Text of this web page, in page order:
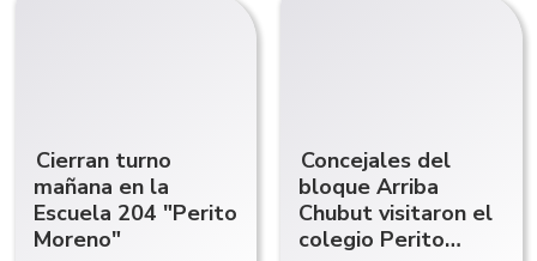
Cierran turno
mañana en la
Escuela 204 "Perito
Moreno"
Concejales del
bloque Arriba
Chubut visitaron el
colegio Perito